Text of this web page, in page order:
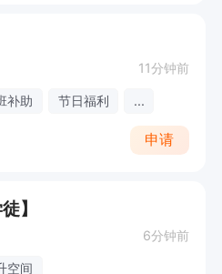
11分钟前
补助 节日福利 ...
申请
】
6分钟前
空间